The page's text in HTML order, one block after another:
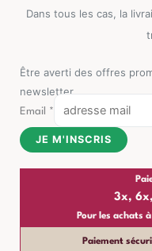
Dans tous les cas, la
Être averti des offres
newsletter
Email *
JE M'INSCRIS
3x,
Pour les achats
Paiement